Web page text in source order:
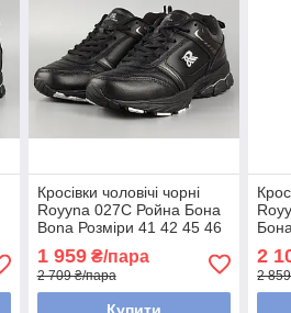
Кросівки чоловічі чорні
Royyna 027C Ройна Бона
Bona Розміри 41 42 45 46
1 959₴/пара
2 709 ₴/пара
2
2